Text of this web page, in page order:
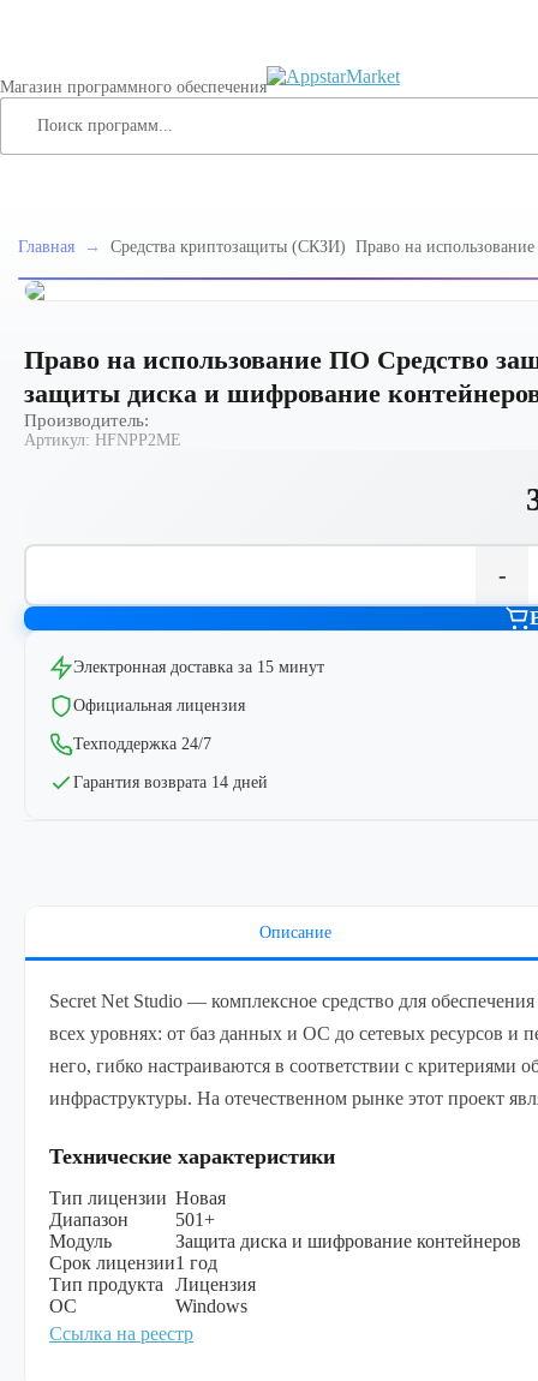
Магазин программного обеспечения
Главная → Средства криптозащиты (СКЗИ) Право на
диска и шифрование
Право на использование ПО Средство
защиты диска и шифрование
Производитель:
Артикул: HFNPP2ME
-
Электронная доставка за 15 минут
Официальная лицензия
Техподдержка 24/7
Гарантия возврата 14 дней
Описание
Secret Net Studio — комплексное средство для
всех уровнях: от баз данных и ОС до сетевых ресурсов
него, гибко настраиваются в соответствии с
инфраструктуры. На отечественном рынке этот проект
Технические характеристики
Тип лицензии Новая
Диапазон
501+
Модуль
Защита диска и шифрование контейнеров
Срок лицензии1 год
Тип продукта
Лицензия
ОС
Windows
Ссылка на реестр